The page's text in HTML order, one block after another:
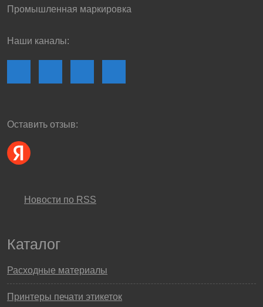
Промышленная маркировка
Наши каналы:
Оставить отзыв:
Новости по RSS
Каталог
Расходные материалы
Принтеры печати этикеток